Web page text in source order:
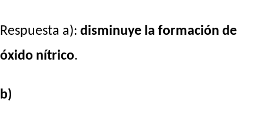
Respuesta a): disminuye la formación de
óxido nítrico.
b)